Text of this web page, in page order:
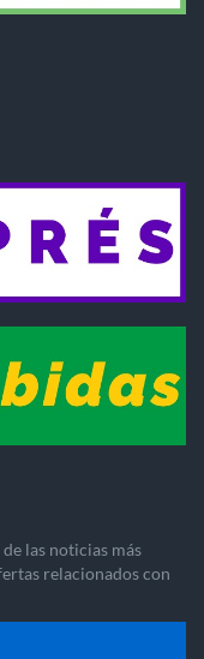
las noticias más
relacionados con